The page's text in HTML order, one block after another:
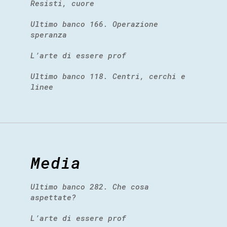
Resisti, cuore
Ultimo banco 166. Operazione
speranza
L’arte di essere prof
Ultimo banco 118. Centri, cerchi e
linee
Media
Ultimo banco 282. Che cosa
aspettate?
L’arte di essere prof